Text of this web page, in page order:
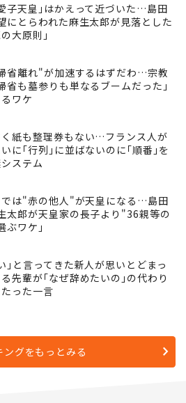
子天皇｣はかえって近づいた…島田
にとらわれた麻生太郎が見落とした
大原則｣
省離れ"が加速するはずだわ…宗教
省も墓参りも単なるブームだった｣
ワケ
紙も整理券もない…フランス人が
に｢行列｣に並ばないのに｢順番｣を
ステム
では"赤の他人"が天皇になる…島田
太郎が天皇家の長子より"36親等の
ぶワケ｣
｣と言ってきた新人が思いとどまっ
先輩が｢なぜ辞めたいの｣の代わり
った一言
ングをもっとみる